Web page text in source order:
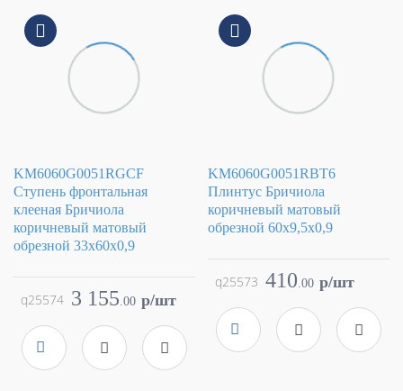
KM6060G0051RGCF
Ступень фронтальная
клееная Бричиола
коричневый матовый
обрезной 33x60x0,9
Kerama Marazzi
Страна
Россия
Размер
Цвет
коричневый
Поверхность
матовая
3 155.00 p/шт
q25574
KM6060G0051RBT6
Плинтус Бричиола
коричневый матовый
обрезной 60x9,5x0,9
Kerama Marazzi
Страна
Россия
Размер
60x9.5
Цвет
коричневый
Поверхность
матовая
410.00 p/шт
q25573